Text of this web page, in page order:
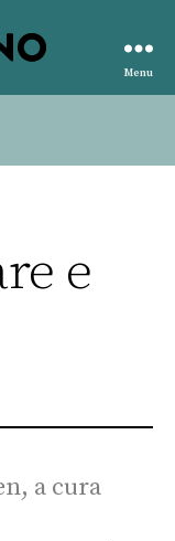
Menu
e
a cura